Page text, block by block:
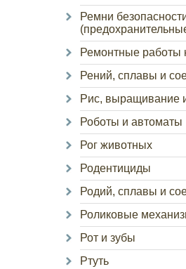
Ремни
Ремонтные работы
Рений, сплавы и
Рис, выращивание
Роботы и автоматы
Рог животных
Родентициды
Родий, сплавы и
Роликовые
Рот и зубы
Ртуть